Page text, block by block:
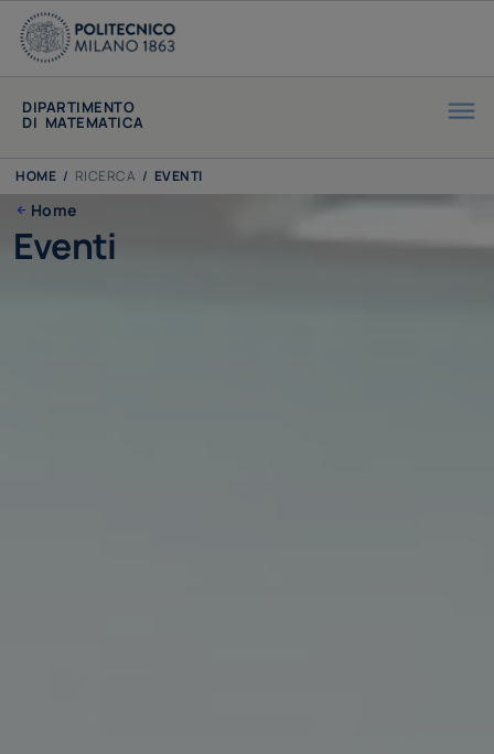
DIPARTIMENTO
DI MATEMATICA
HOME / RICERCA / EVENTI
Home
Eventi